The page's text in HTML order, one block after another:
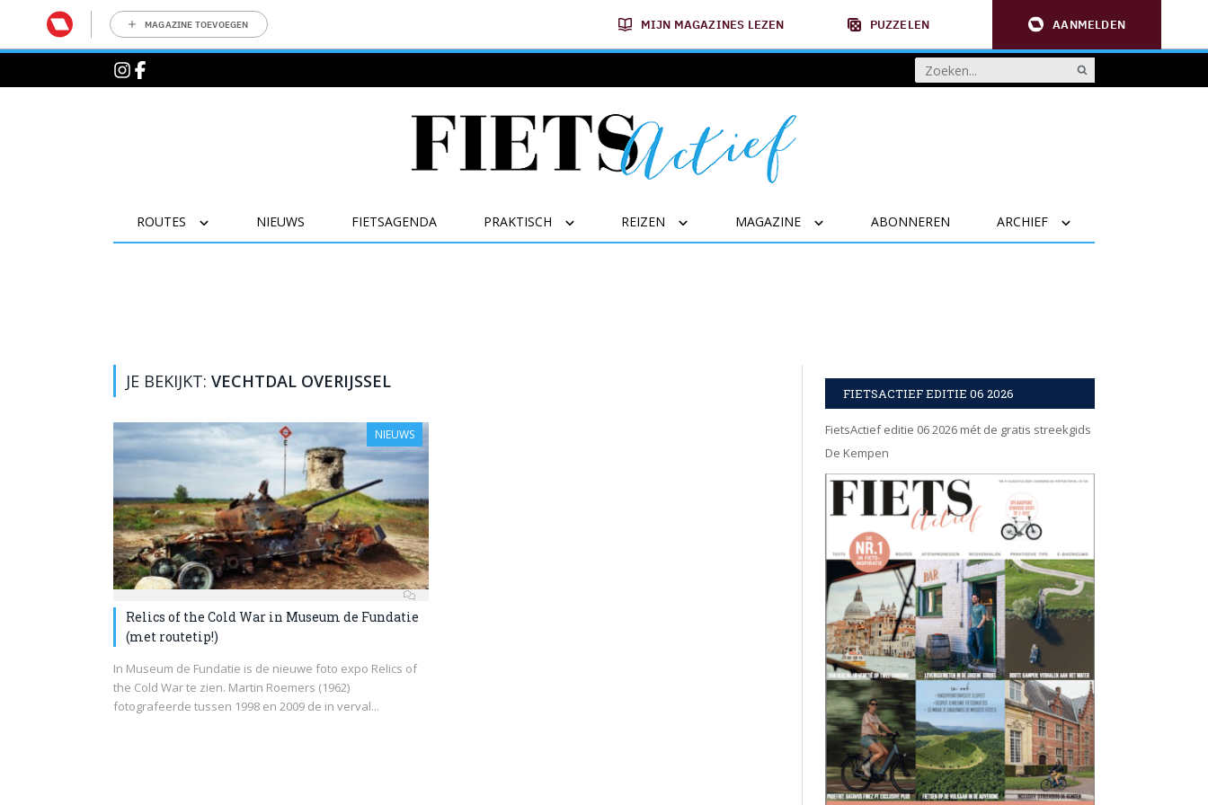
MAGAZINE TOEVOEGEN MIJN MAGAZINES LEZEN PUZZELEN AANMELDEN
ROUTES NIEUWS FIETSAGENDA PRAKTISCH REIZEN MAGAZINE ABONNEREN ARCHIEF
JE BEKIJKT: VECHTDAL OVERIJSSEL
NIEUWS
Relics of the Cold War in Museum de Fundatie
(met routetip!)
In Museum de Fundatie is de nieuwe foto expo Relics of
the Cold War te zien. Martin Roemers (1962)
fotografeerde tussen 1998 en 2009 de in verval...
FIETSACTIEF EDITIE 06 2026
FietsActief editie 06 2026 mét de gratis streekgids
De Kempen